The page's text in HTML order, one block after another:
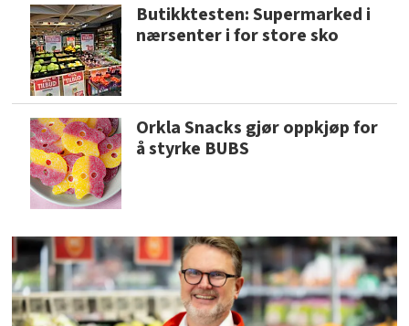
Butikktesten: Supermarked i
nærsenter i for store sko
Orkla Snacks gjør oppkjøp for
å styrke BUBS